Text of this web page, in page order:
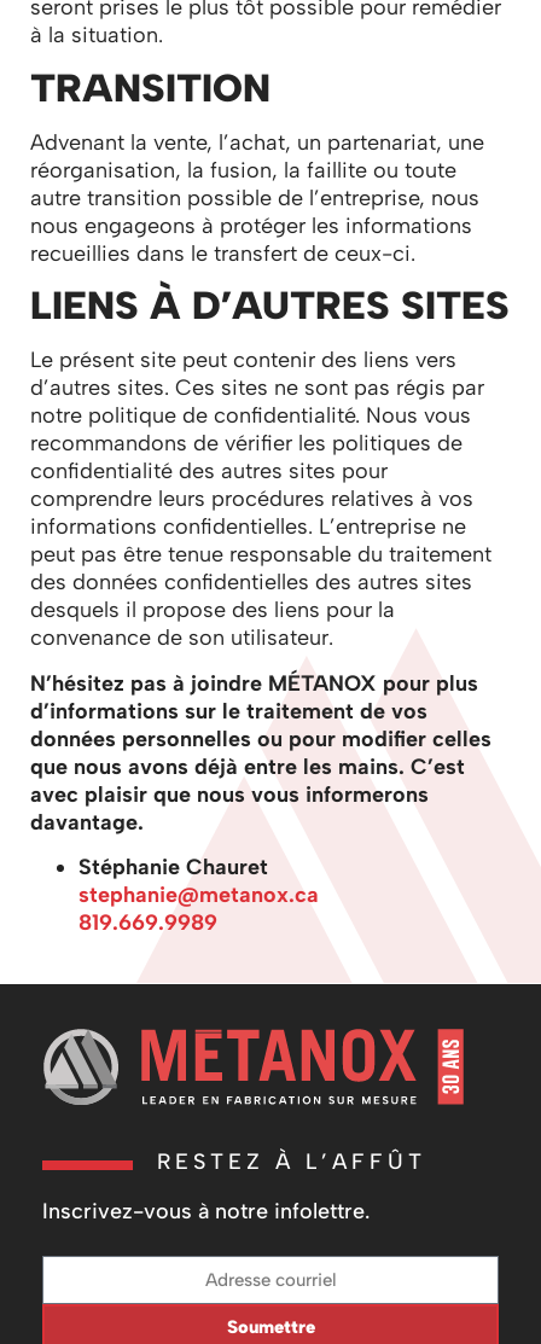
seront prises le plus tôt possible pour remédier
à la situation.
TRANSITION
Advenant la vente, l’achat, un partenariat, une
réorganisation, la fusion, la faillite ou toute
autre transition possible de l’entreprise, nous
nous engageons à protéger les informations
recueillies dans le transfert de ceux-ci.
LIENS À D’AUTRES SITES
Le présent site peut contenir des liens vers
d’autres sites. Ces sites ne sont pas régis par
notre politique de confidentialité. Nous vous
recommandons de vérifier les politiques de
confidentialité des autres sites pour
comprendre leurs procédures relatives à vos
informations confidentielles. L’entreprise ne
peut pas être tenue responsable du traitement
des données confidentielles des autres sites
desquels il propose des liens pour la
convenance de son utilisateur.
N’hésitez pas à joindre MÉTANOX pour plus
d’informations sur le traitement de vos
données personnelles ou pour modifier celles
que nous avons déjà entre les mains. C’est
avec plaisir que nous vous informerons
davantage.
Stéphanie Chauret
stephanie@metanox.ca
819.669.9989
RESTEZ À L’AFFÛT
Inscrivez-vous à notre infolettre.
Soumettre